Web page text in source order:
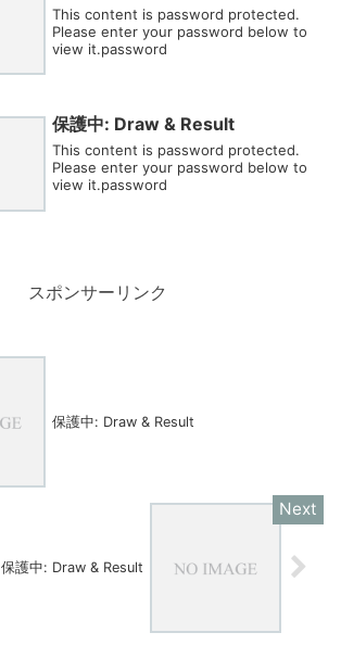
This content is password protected.
Please enter your password below to
view it.password
保護中: Draw & Result
This content is password protected.
Please enter your password below to
view it.password
スポンサーリンク
保護中: Draw & Result
保護中: Draw & Result